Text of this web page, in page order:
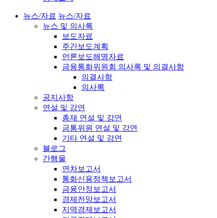
뉴스/자료 뉴스/자료
뉴스 및 의사록
보도자료
주간보도계획
언론보도해명자료
금융통화위원회 의사록 및 의결사항
의결사항
의사록
공지사항
연설 및 강연
총재 연설 및 강연
금통위원 연설 및 강연
기타 연설 및 강연
블로그
간행물
연차보고서
통화신용정책보고서
금융안정보고서
경제전망보고서
지역경제보고서